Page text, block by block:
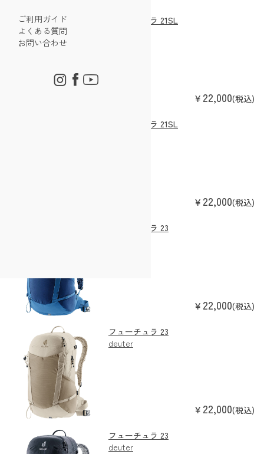
ご利用ガイド
よくある質問
お問い合わせ
フューチュラ 21SL
￥ 22,000(税込)
フューチュラ 21SL
￥ 22,000(税込)
フューチュラ 23
￥ 22,000(税込)
フューチュラ 23
deuter
￥ 22,000(税込)
フューチュラ 23
deuter